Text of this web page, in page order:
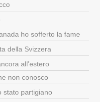
ho sofferto la fame
della Svizzera
all’estero
non conosco
stato partigiano